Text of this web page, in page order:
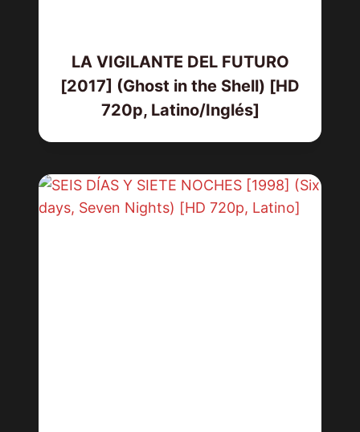
LA VIGILANTE DEL FUTURO
[2017] (Ghost in the Shell) [HD
720p, Latino/Inglés]